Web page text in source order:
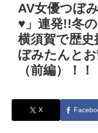
AV女優つぼ
♥」連発!!冬
横須賀で歴
ぼみたんと
（前編）！！
X